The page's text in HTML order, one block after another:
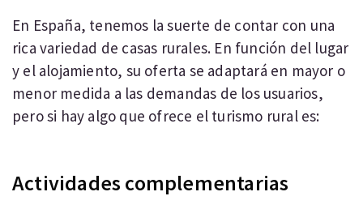
En España, tenemos la suerte de contar con una
rica variedad de casas rurales. En función del lugar
y el alojamiento, su oferta se adaptará en mayor o
menor medida a las demandas de los usuarios,
pero si hay algo que ofrece el turismo rural es:
Actividades complementarias